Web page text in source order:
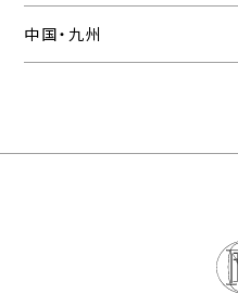
中国・九州